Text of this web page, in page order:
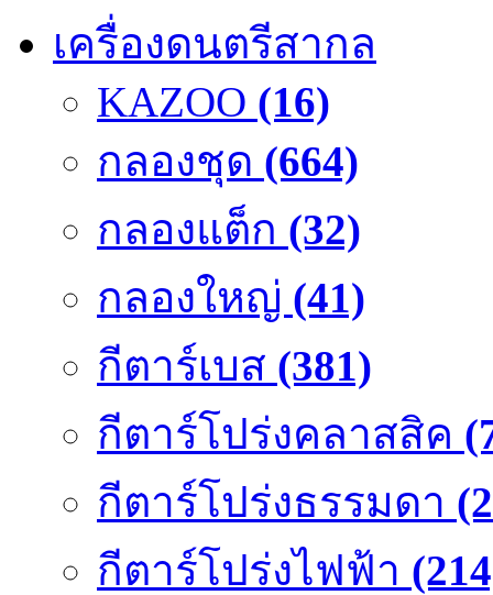
เครื่องดนตรีสากล
KAZOO (16)
กลองชุด (664)
กลองแต็ก (32)
กลองใหญ่ (41)
กีตาร์เบส (381)
กีตาร์โปร่งคลาสสิค
กีตาร์โปร่งธรรมดา
กีตาร์โปร่งไฟฟ้า